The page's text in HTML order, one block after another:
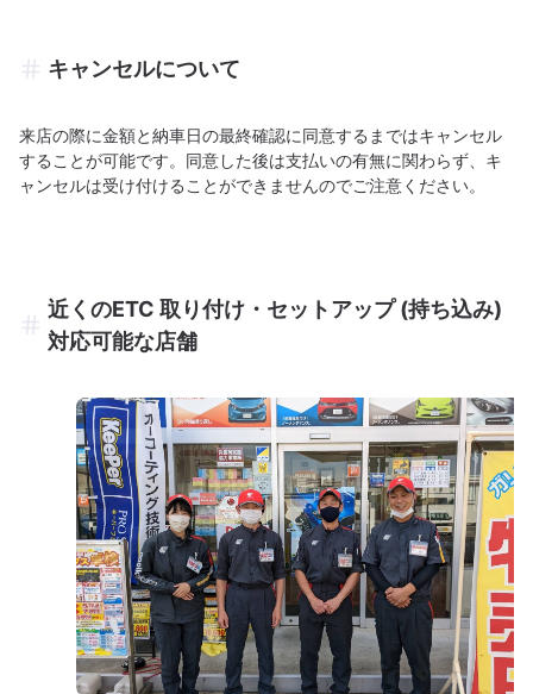
キャンセルについて
来店の際に金額と納車日の最終確認に同意するまではキャンセル
することが可能です。同意した後は支払いの有無に関わらず、キ
ャンセルは受け付けることができませんのでご注意ください。
近くのETC 取り付け・セットアップ (持ち込み)
対応可能な店舗